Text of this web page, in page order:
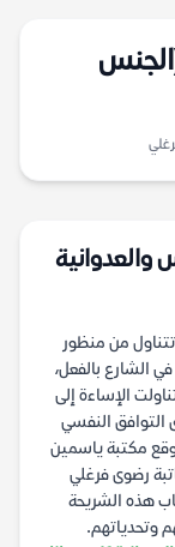
والعدوانية
من منظور
الشارع بالفعل،
الإساءة إلى
التوافق النفسي
مكتبة ياسمين
رضوى فرغلي
هذه الشريحة
وتحدياتهم.